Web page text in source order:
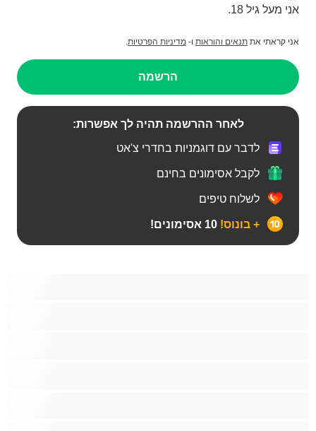
אני מעל גיל 18.
אני קראתי את תנאים והוראות ו- מדיניות הפרטיות.
הרשמה
לאחר ההרשמה תהיה לך אפשרות:
לדבר עם דוגמניות בחדרי צ'אט
לקבל אסימונים בחינם
לשלוח טיפים
+ בונוס!